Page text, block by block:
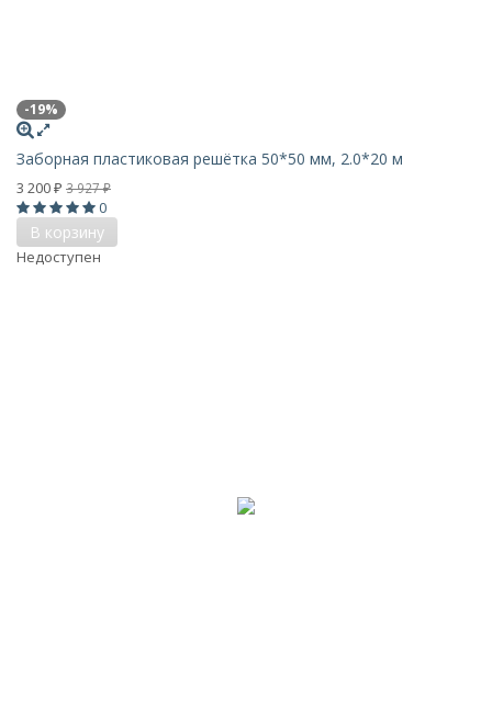
-19%
Заборная пластиковая решётка 50*50 мм, 2.0*20 м
3 200 ₽ 3 927₽
0
В корзину
Недоступен